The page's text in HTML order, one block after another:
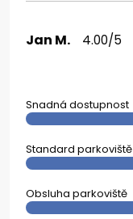
Jan M. 4.00/5
Snadná dostupnost
Standard parkoviště
Obsluha parkoviště